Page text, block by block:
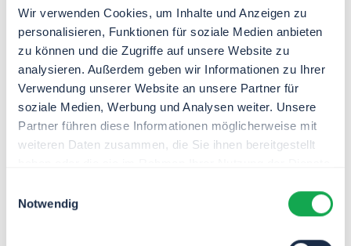
Wir verwenden Cookies, um Inhalte und Anzeigen zu
personalisieren, Funktionen für soziale Medien anbieten
zu können und die Zugriffe auf unsere Website zu
analysieren. Außerdem geben wir Informationen zu Ihrer
Verwendung unserer Website an unsere Partner für
soziale Medien, Werbung und Analysen weiter. Unsere
Partner führen diese Informationen möglicherweise mit
weiteren Daten zusammen, die Sie ihnen bereitgestellt
Notwendig
So kannst Du Dir unsere Zusammenarbeit
vorstellen:
Beratung und Review: Wir teilen unser Know-How
und geben wertvolle Impulse und Empfehlungen
zu Deinen Ansätzen.
Zentraler Ansprechpartner: Auch bei
eigenständiger Projektführung bleiben wir Dein
gewährleisten.
Fachliche Trainings: Unsere Trainingsangebote